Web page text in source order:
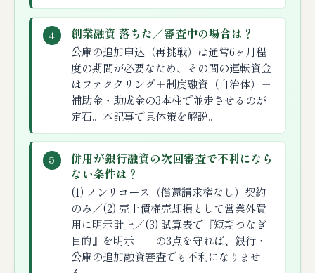
4 創業融資 落ちた／審査中の場合は？
公庫の追加申込（再挑戦）は通常6ヶ月程
度の期間が必要なため、その間の運転資金
はファクタリング＋制度融資（自治体）＋
補助金・助成金の3本柱で並走させるのが
定石。本記事で具体策を解説。
5
併用が銀行融資の次回審査で不利になら
ない条件は？
(1) ノンリコース（償還請求権なし）契約
のみ／(2) 売上債権売却損として営業外費
用に明示計上／(3) 試算表で『短期つなぎ
目的』を明示──の3点を守れば、銀行・
公庫の追加融資審査でも不利になりませ